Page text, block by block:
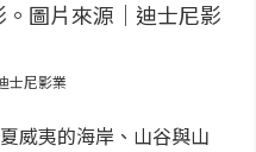
士尼影業
威夷的海岸、山谷與山